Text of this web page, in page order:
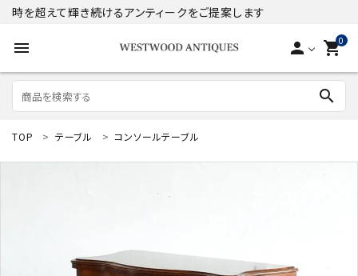
時を超えて輝き続けるアンティークをご提案します
menu person 0
shopping_cart
search
ログイン person 新規会員登録
TOP テーブル コンソールテーブル